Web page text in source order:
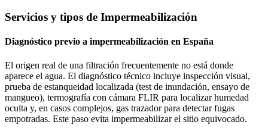
Servicios y tipos de Impermeabilización
Diagnóstico previo a impermeabilización en España
El origen real de una filtración frecuentemente no está donde
aparece el agua. El diagnóstico técnico incluye inspección visual,
prueba de estanqueidad localizada (test de inundación, ensayo de
mangueo), termografía con cámara FLIR para localizar humedad
oculta y, en casos complejos, gas trazador para detectar fugas
empotradas. Este paso evita impermeabilizar el sitio equivocado.